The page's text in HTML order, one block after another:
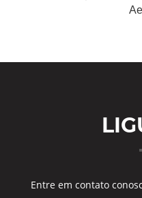
Entre em contato